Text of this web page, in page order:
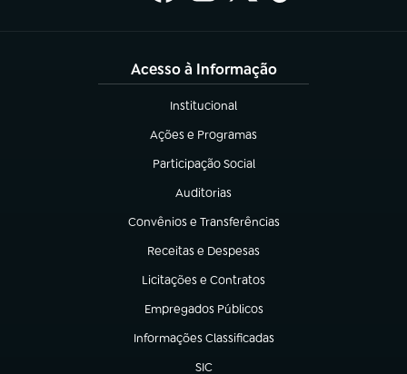
Acesso à Informação
Institucional
(abre em nova aba)
Ações e Programas
(abre em nova aba)
Participação Social
(abre em nova aba)
Auditorias
(abre em nova aba)
Convênios e Transferências
(abre em nova aba)
Receitas e Despesas
(abre em nova aba)
Licitações e Contratos
(abre em nova aba)
Empregados Públicos
(abre em nova aba)
Informações Classificadas
(abre em nova aba)
SIC